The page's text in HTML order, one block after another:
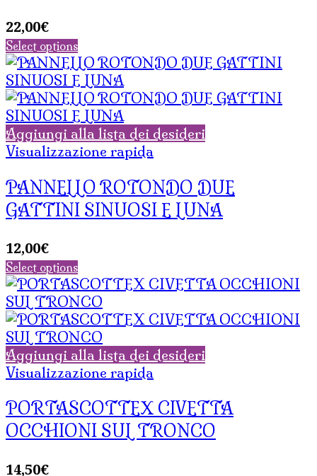
22,00€
Select options
Aggiungi alla lista dei desideri
Visualizzazione rapida
PANNELLO ROTONDO DUE
GATTINI SINUOSI E LUNA
12,00€
Select options
Aggiungi alla lista dei desideri
Visualizzazione rapida
PORTASCOTTEX CIVETTA
OCCHIONI SUL TRONCO
14,50€